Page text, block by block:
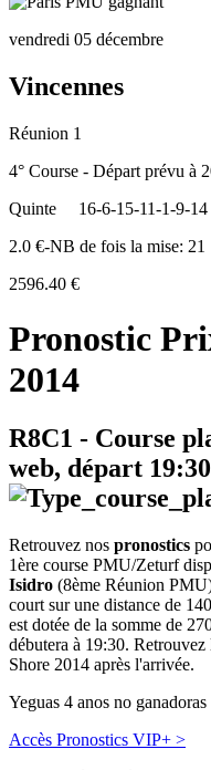
vendredi 05 décembre
Vincennes
Réunion 1
4° Course - Départ prévu à
Quinte
16-6-15-11-1-9-14
2.0 €-NB de fois la mise: 21
2596.40 €
Pronostic
2014
R8C1 - Course
web, départ 19:30
Retrouvez nos pronostics
1ère course PMU/Zeturf
Isidro (8ème Réunion
court sur une distance de
est dotée de la somme de
débutera à 19:30.
Shore 2014 après l'arrivée.
Yeguas 4 anos no ganadoras
Accès Pronostics VIP+ >